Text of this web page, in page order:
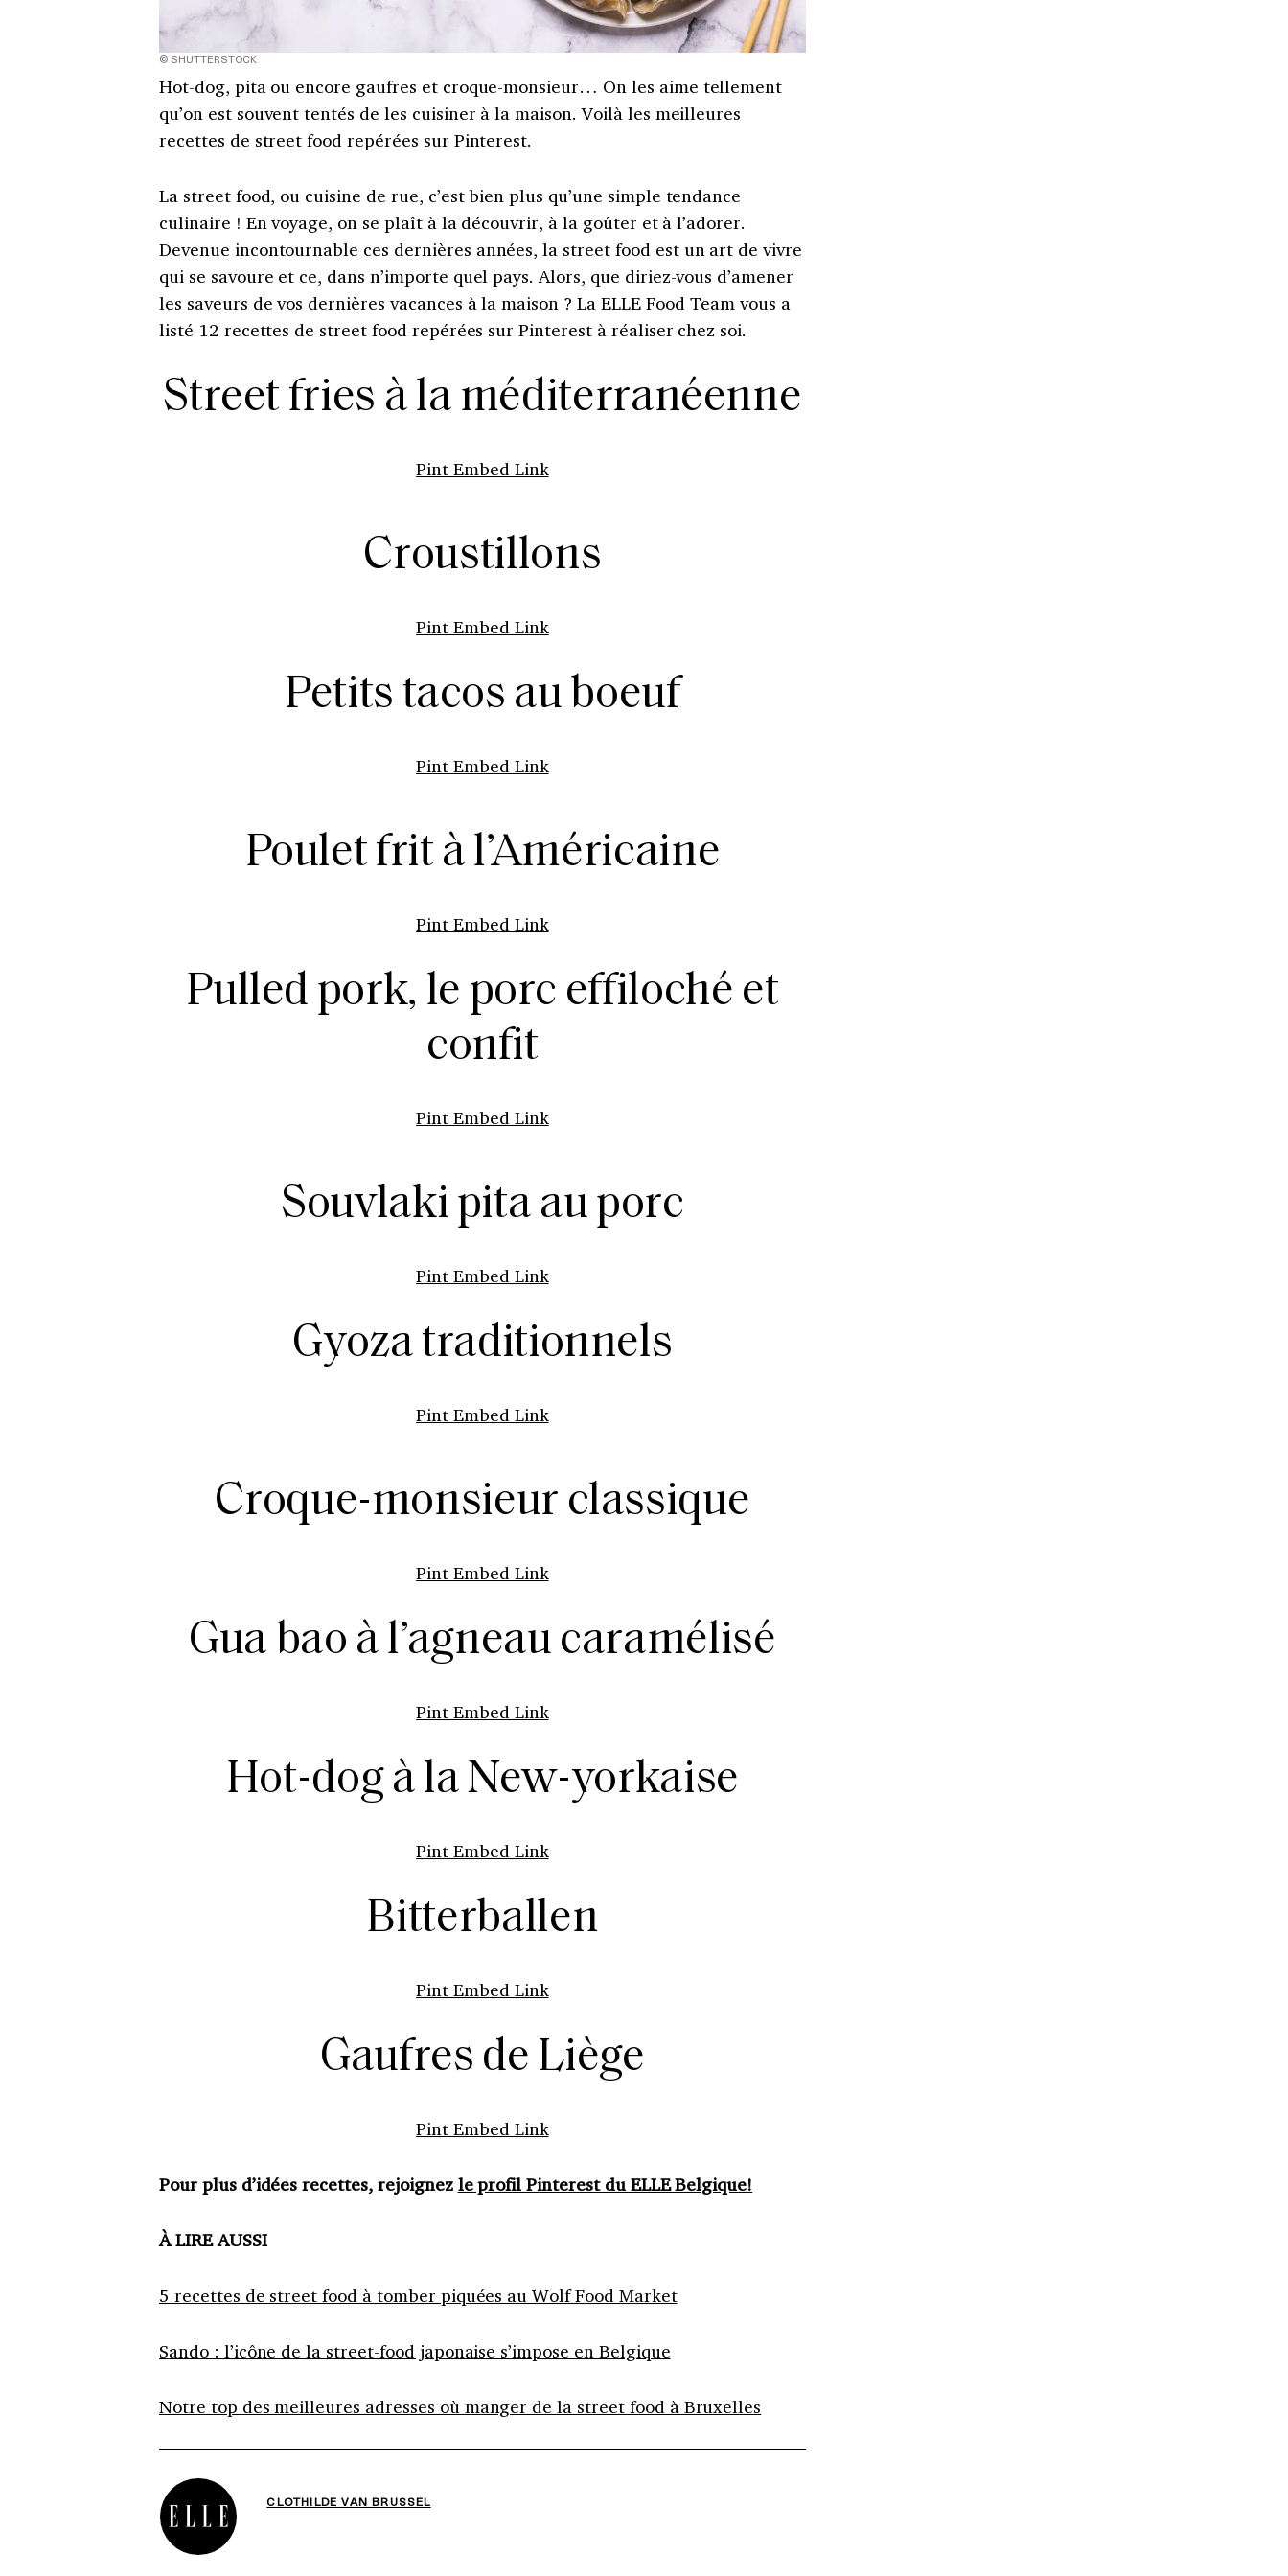
© SHUTTERSTOCK
Hot-dog, pita ou encore gaufres et croque-monsieur… On les aime tellement
qu’on est souvent tentés de les cuisiner à la maison. Voilà les meilleures
recettes de street food repérées sur Pinterest.
La street food, ou cuisine de rue, c’est bien plus qu’une simple tendance
culinaire ! En voyage, on se plaît à la découvrir, à la goûter et à l’adorer.
Devenue incontournable ces dernières années, la street food est un art de vivre
qui se savoure et ce, dans n’importe quel pays. Alors, que diriez-vous d’amener
les saveurs de vos dernières vacances à la maison ? La ELLE Food Team vous a
listé 12 recettes de street food repérées sur Pinterest à réaliser chez soi.
Street fries à la méditerranéenne
Pint Embed Link
Croustillons
Pint Embed Link
Petits tacos au boeuf
Pint Embed Link
Poulet frit à l’Américaine
Pint Embed Link
Pulled pork, le porc effiloché et
confit
Pint Embed Link
Souvlaki pita au porc
Pint Embed Link
Gyoza traditionnels
Pint Embed Link
Croque-monsieur classique
Pint Embed Link
Gua bao à l’agneau caramélisé
Pint Embed Link
Hot-dog à la New-yorkaise
Pint Embed Link
Bitterballen
Pint Embed Link
Gaufres de Liège
Pint Embed Link
Pour plus d’idées recettes, rejoignez le profil Pinterest du ELLE Belgique!
À LIRE AUSSI
5 recettes de street food à tomber piquées au Wolf Food Market
Sando : l’icône de la street-food japonaise s’impose en Belgique
Notre top des meilleures adresses où manger de la street food à Bruxelles
CLOTHILDE VAN BRUSSEL